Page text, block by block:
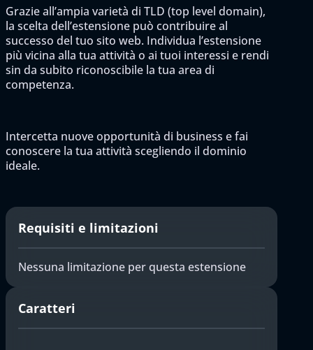
Grazie all’ampia varietà di TLD (top level domain),
la scelta dell’estensione può contribuire al
successo del tuo sito web. Individua l’estensione
più vicina alla tua attività o ai tuoi interessi e rendi
sin da subito riconoscibile la tua area di
competenza.
Intercetta nuove opportunità di business e fai
conoscere la tua attività scegliendo il dominio
ideale.
Requisiti e limitazioni
Nessuna limitazione per questa estensione
Caratteri